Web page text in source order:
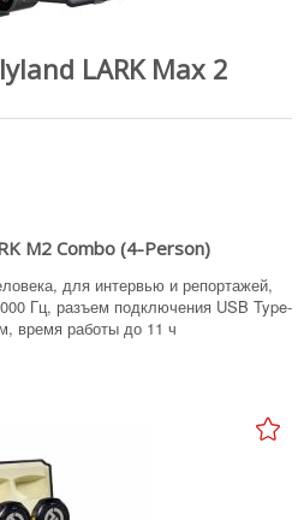
LARK Max 2
M2 Combo (4-Person)
для интервью и репортажей,
Гц, разъем подключения USB Type-
время работы до 11 ч